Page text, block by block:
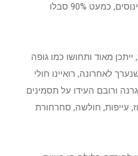
כאבי ראש שנובעים מסינוסים, כמעט 90% סבלו
מאוד ותחושו כמו גופה
לאחרונה, רואיינו חולי
ורובם העידו על תסמינים
עייפות, חולשה, סחרחורת